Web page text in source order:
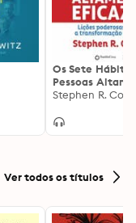
Os Sete
Pessoas
Eficazes
Stephen R.
Ver todos os títulos